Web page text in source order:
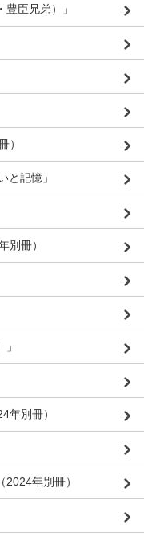
臣兄弟）」
）
と記憶」
別冊）
年別冊）
年別冊）